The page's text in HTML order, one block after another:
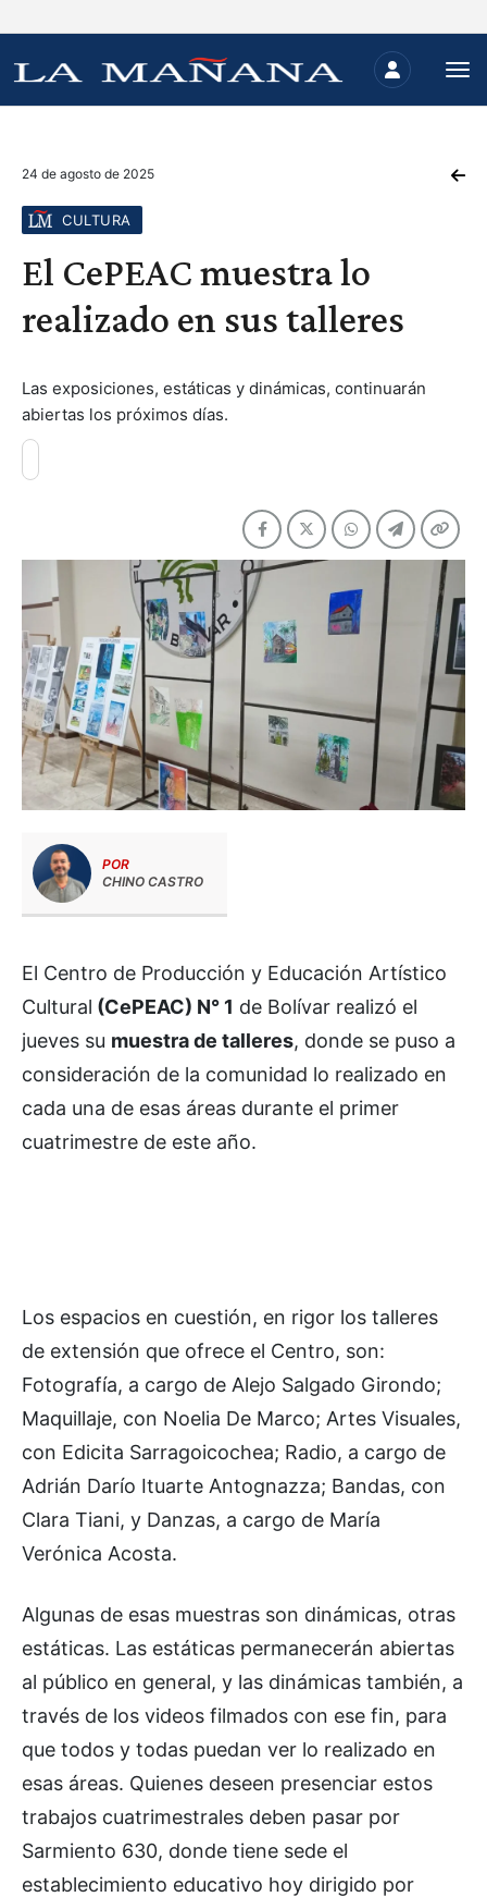
24 de agosto de 2025
CULTURA
El CePEAC muestra lo
realizado en sus talleres
Las exposiciones, estáticas y dinámicas, continuarán
abiertas los próximos días.
POR
CHINO CASTRO
El Centro de Producción y Educación Artístico
Cultural (CePEAC) N° 1 de Bolívar realizó el
jueves su muestra de talleres, donde se puso a
consideración de la comunidad lo realizado en
cada una de esas áreas durante el primer
cuatrimestre de este año.
Los espacios en cuestión, en rigor los talleres
de extensión que ofrece el Centro, son:
Fotografía, a cargo de Alejo Salgado Girondo;
Maquillaje, con Noelia De Marco; Artes Visuales,
con Edicita Sarragoicochea; Radio, a cargo de
Adrián Darío Ituarte Antognazza; Bandas, con
Clara Tiani, y Danzas, a cargo de María
Verónica Acosta.
Algunas de esas muestras son dinámicas, otras
estáticas. Las estáticas permanecerán abiertas
al público en general, y las dinámicas también, a
través de los videos filmados con ese fin, para
que todos y todas puedan ver lo realizado en
esas áreas. Quienes deseen presenciar estos
trabajos cuatrimestrales deben pasar por
Sarmiento 630, donde tiene sede el
establecimiento educativo hoy dirigido por